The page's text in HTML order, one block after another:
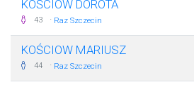
KOŚCIOW DOROTA
43 · Raz Szczecin
KOŚCIOW MARIUSZ
44 · Raz Szczecin